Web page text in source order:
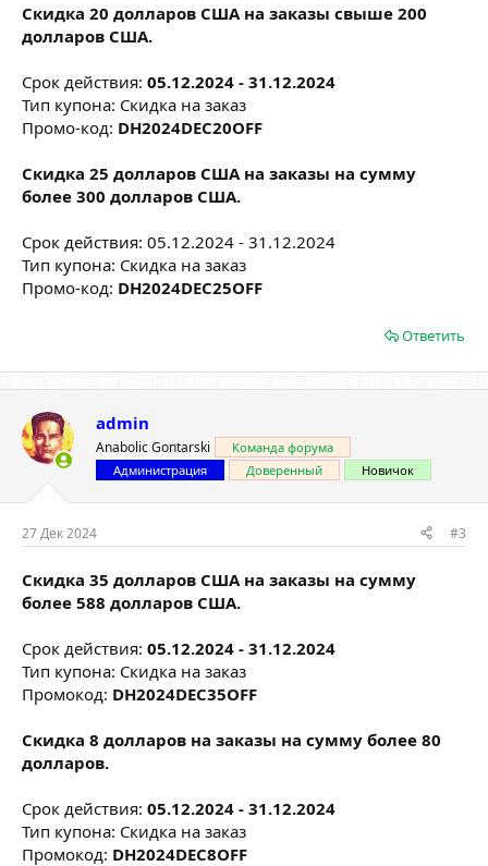
Скидка 20 долларов США на заказы свыше 200
долларов США.
Срок действия: 05.12.2024 - 31.12.2024
Тип купона: Скидка на заказ
Промо-код: DH2024DEC20OFF
Скидка 25 долларов США на заказы на сумму
более 300 долларов США.
Срок действия: 05.12.2024 - 31.12.2024
Тип купона: Скидка на заказ
Промо-код: DH2024DEC25OFF
Ответить
admin
Anabolic Gontarski
Команда форума
Администрация
Доверенный Новичок
27 Дек 2024 #3
Скидка 35 долларов США на заказы на сумму
более 588 долларов США.
Срок действия: 05.12.2024 - 31.12.2024
Тип купона: Скидка на заказ
Промокод: DH2024DEC35OFF
Скидка 8 долларов на заказы на сумму более 80
долларов.
Срок действия: 05.12.2024 - 31.12.2024
Тип купона: Скидка на заказ
Промокод: DH2024DEC8OFF